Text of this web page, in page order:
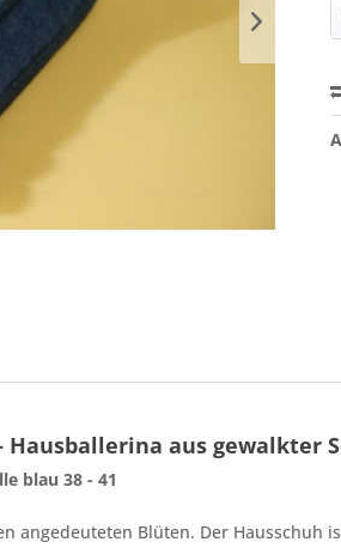
aus gewalkter
blau 38 - 41
angedeuteten Blüten. Der Hausschuh